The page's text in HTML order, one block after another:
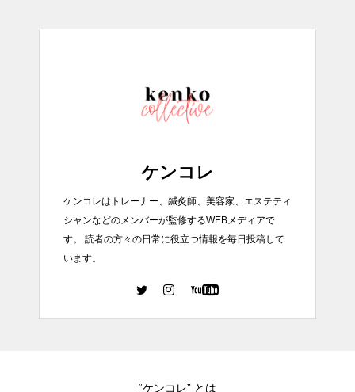
ケンコレ
ケンコレはトレーナー、鍼灸師、美容家、エステティ
シャンなどのメンバーが監修するWEBメディアで
す。 読者の方々の日常に役立つ情報を毎日投稿して
います。
“ケンコレ” とは